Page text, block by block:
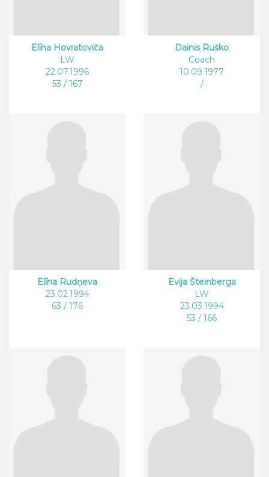
Elīna Hovratoviča
LW
22.07.1996
53 / 167
Dainis Ruško
Coach
10.09.1977
/
Elīna Rudņeva
23.02.1994
63 / 176
Evija Šteinberga
LW
23.03.1994
53 / 166